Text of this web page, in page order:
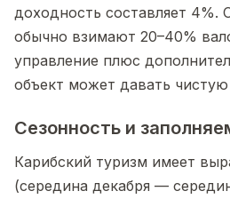
доходность составляет
обычно взимают 20–40%
управление плюс
объект может давать
Сезонность и
Карибский туризм имеет
(середина декабря —